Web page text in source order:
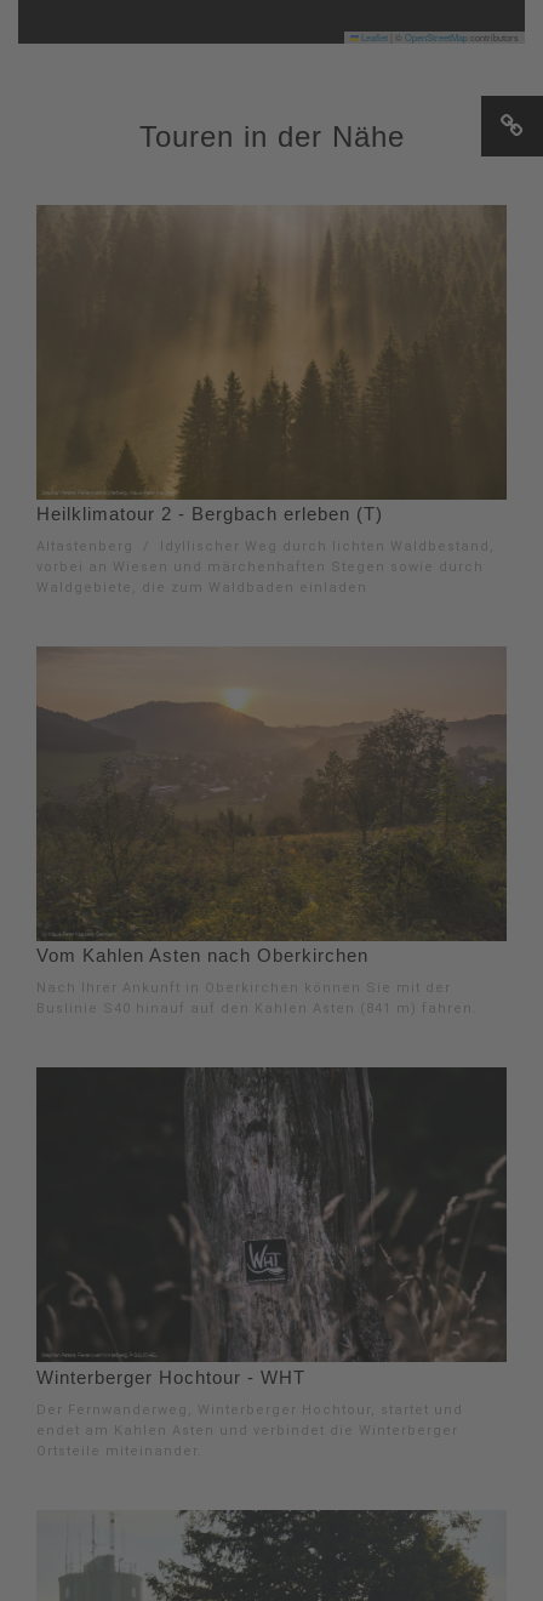
Leaflet OpenStreetMapcontributors
Touren in der Nähe
Heilklimatour 2 - Bergbach erleben (T)
Altastenberg / Idyllischer Weg durch lichten Waldbestand,
vorbei an Wiesen und märchenhaften Stegen sowie durch
Waldgebiete, die zum Waldbaden einladen
Vom Kahlen Asten nach Oberkirchen
Nach Ihrer Ankunft in Oberkirchen können Sie mit der
Buslinie S40 hinauf auf den Kahlen Asten (841 m) fahren.
Winterberger Hochtour - WHT
Der Fernwanderweg, Winterberger Hochtour, startet und
endet am Kahlen Asten und verbindet die Winterberger
Ortsteile miteinander.